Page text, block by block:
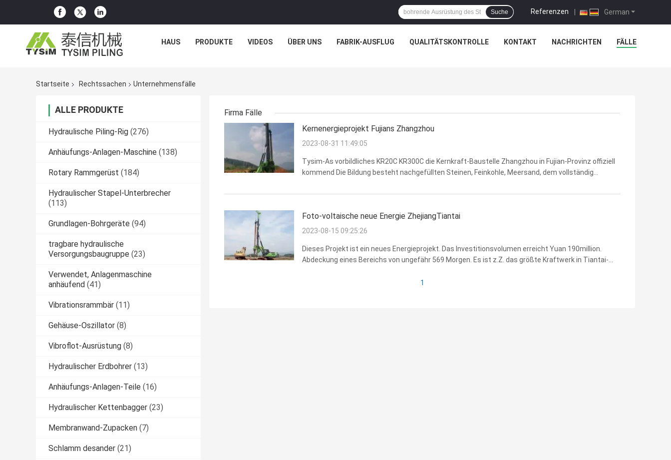
German
Referenzen |
Suche
HAUS PRODUKTE VIDEOS ÜBER UNS FABRIK-AUSFLUG QUALITÄTSKONTROLLE KONTAKT NACHRICHTEN FÄLLE
Startseite Rechtssachen Unternehmensfälle
ALLE PRODUKTE
Hydraulische Piling-Rig (276)
Anhäufungs-Anlagen-Maschine (138)
Rotary Rammgerüst (184)
Hydraulischer Stapel-Unterbrecher
(113)
Grundlagen-Bohrgeräte (94)
tragbare hydraulische
Versorgungsbaugruppe (23)
Verwendet, Anlagenmaschine
anhäufend (41)
Vibrationsrammbär (11)
Gehäuse-Oszillator (8)
Vibroflot-Ausrüstung (8)
Hydraulischer Erdbohrer (13)
Anhäufungs-Anlagen-Teile (16)
Hydraulischer Kettenbagger (23)
Membranwand-Zupacken (7)
Schlamm desander (21)
Firma Fälle
Kernenergieprojekt Fujians Zhangzhou
2023-08-31 11:49:05
Tysim-As vorbildliches KR20C KR300C die Kernkraft-Baustelle Zhangzhou in Fujian-Provinz offiziell
kommend Die Bildung besteht nachgefüllten Steinen, Feinkohle, Meersand, dem vollständig
33meters. Der gegenwärtige ...
Foto-voltaische neue Energie ZhejiangTiantai
2023-08-15 09:25:26
Dieses Projekt ist ein neues Energieprojekt. Das Investitionsvolumen erreicht Yuan 190million.
Abdeckung eines Bereichs von ungefähr 569 Morgen. Es ist z.Z. das größte Kraftwerk in Tiantai-
1